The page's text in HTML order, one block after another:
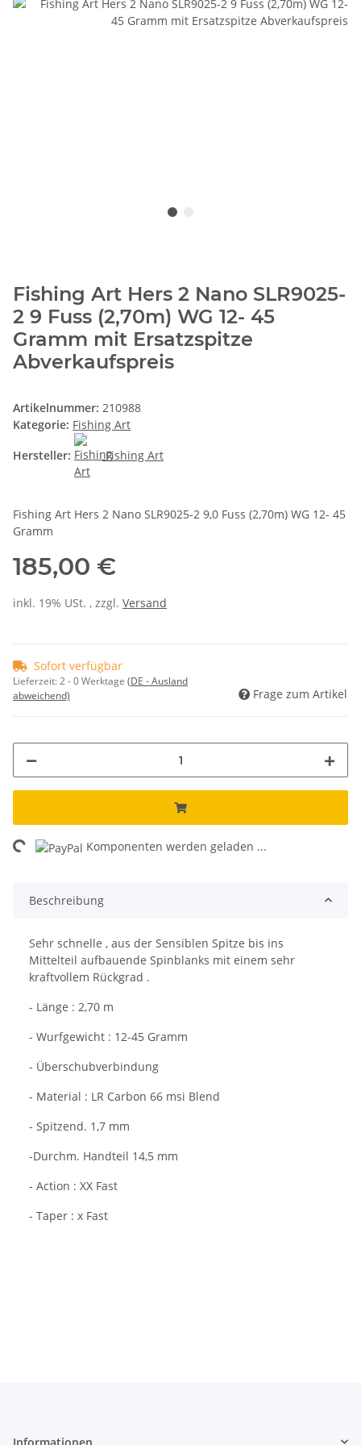
Fishing Art Hers 2 Nano SLR9025-
2 9 Fuss (2,70m) WG 12- 45
Gramm mit Ersatzspitze
Abverkaufspreis
Artikelnummer: 210988
Kategorie: Fishing Art
Hersteller:
Fishing Art
Fishing Art Hers 2 Nano SLR9025-2 9,0 Fuss (2,70m) WG 12- 45
Gramm
185,00 €
inkl. 19% USt. , zzgl. Versand
Sofort verfügbar
Lieferzeit:2 - 0 Werktage (DE - Ausland
abweichend)
Frage zum Artikel
Komponenten werden geladen ...
Beschreibung
Sehr schnelle , aus der Sensiblen Spitze bis ins
Mittelteil aufbauende Spinblanks mit einem sehr
kraftvollem Rückgrad .
- Länge : 2,70 m
- Wurfgewicht : 12-45 Gramm
- Überschubverbindung
- Material : LR Carbon 66 msi Blend
- Spitzend. 1,7 mm
-Durchm. Handteil 14,5 mm
- Action : XX Fast
- Taper : x Fast